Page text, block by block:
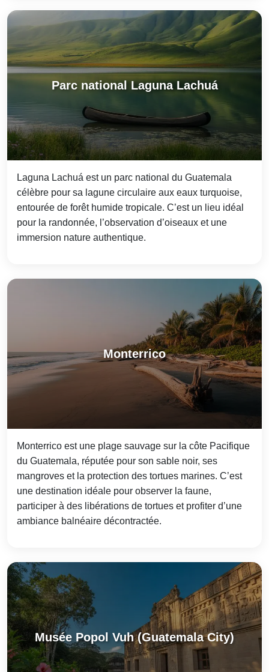
Parc national Laguna Lachuá
Laguna Lachuá est un parc national du Guatemala
célèbre pour sa lagune circulaire aux eaux turquoise,
entourée de forêt humide tropicale. C’est un lieu idéal
pour la randonnée, l’observation d’oiseaux et une
immersion nature authentique.
Monterrico
Monterrico est une plage sauvage sur la côte Pacifique
du Guatemala, réputée pour son sable noir, ses
mangroves et la protection des tortues marines. C’est
une destination idéale pour observer la faune,
participer à des libérations de tortues et profiter d’une
ambiance balnéaire décontractée.
Musée Popol Vuh (Guatemala City)